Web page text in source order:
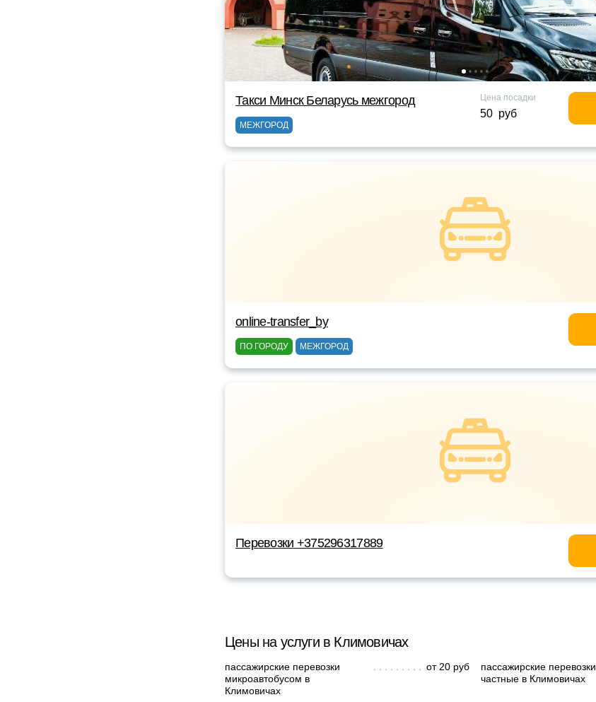
Такси Минск Беларусь межгород
МЕЖГОРОД
Цена посадки
50 руб
online-transfer_by
ПО ГОРОДУ МЕЖГОРОД
Перевозки +375296317889
Цены на услуги в Климовичах
пассажирские перевозки
микроавтобусом в
Климовичах
от 20 руб
пассажирские перевозки
частные в Климовичах